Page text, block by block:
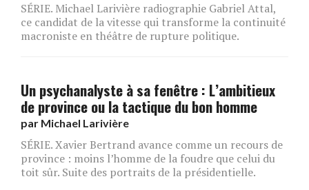
SÉRIE. Michael Larivière radiographie Gabriel Attal,
ce candidat de la vitesse qui transforme la continuité
macroniste en théâtre de rupture politique.
Un psychanalyste à sa fenêtre : L’ambitieux
de province ou la tactique du bon homme
par Michael Larivière
SÉRIE. Xavier Bertrand avance comme un recours de
province : moins l’homme de la foudre que celui du
toit sûr. Suite des portraits de la présidentielle.